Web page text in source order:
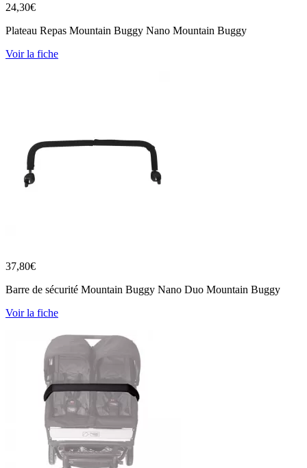
24,30€
Plateau Repas Mountain Buggy Nano Mountain Buggy
Voir la fiche
37,80€
Barre de sécurité Mountain Buggy Nano Duo Mountain Buggy
Voir la fiche